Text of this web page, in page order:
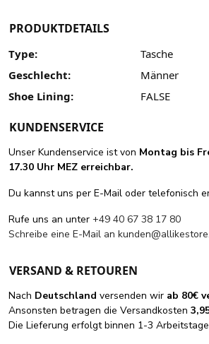
PRODUKTDETAILS
Type:
Tasche
Geschlecht:
Männer
Shoe Lining:
FALSE
KUNDENSERVICE
Unser Kundenservice ist von Montag bis
17.30 Uhr MEZ erreichbar.
Du kannst uns per E-Mail oder telefonisch
Rufe uns an unter +49 40 67 38 17 80
Schreibe eine E-Mail an
VERSAND & RETOUREN
Nach Deutschland versenden wir ab 80€
Ansonsten betragen die Versandkosten
Die Lieferung erfolgt binnen 1-3